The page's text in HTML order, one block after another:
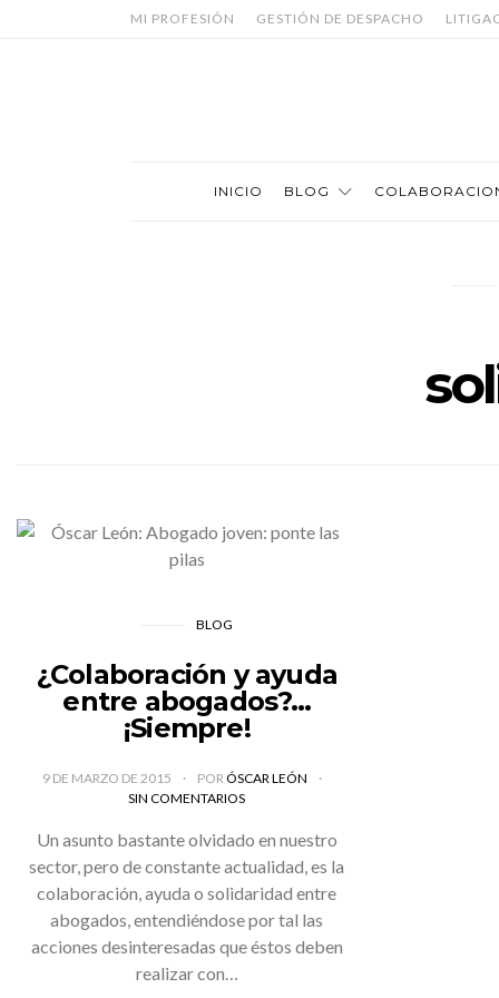
MI PROFESIÓN GESTIÓN DE DESPACHO
INICIO BLOG
BLOG
¿Colaboración y ayuda
entre abogados?…
¡Siempre!
9 DE MARZO DE 2015 PORÓSCAR LEÓN
SIN COMENTARIOS
Un asunto bastante olvidado en nuestro
sector, pero de constante actualidad, es la
colaboración, ayuda o solidaridad entre
abogados, entendiéndose por tal las
acciones desinteresadas que éstos deben
realizar con…